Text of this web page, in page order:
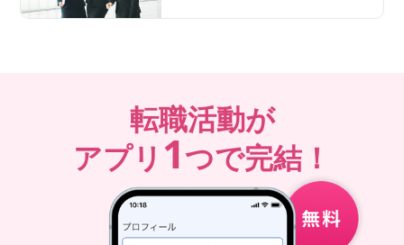
転職活動が
アプリ 1つで完結！